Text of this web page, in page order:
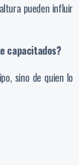
pueden influir
capacitados?
sino de quien lo